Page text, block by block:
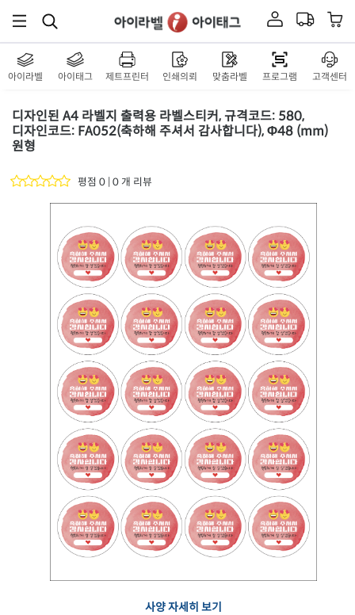
아이라벨 아이태그 제트프린터 인쇄의뢰 맞춤라벨 프로그램 고객센터
디자인된 A4 라벨지 출력용 라벨스티커, 규격코드: 580,
디자인코드: FA052(축하해 주셔서 감사합니다), Φ48 (mm)
원형
평점 0 | 0 개 리뷰
사양 자세히 보기